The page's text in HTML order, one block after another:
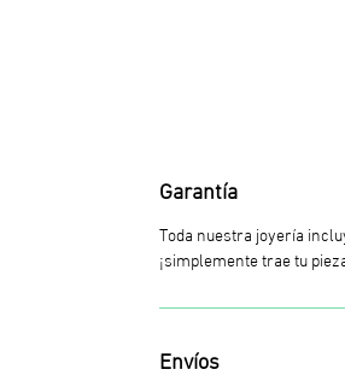
Garantía
Toda nuestra joyería
¡simplemente trae tu
Envíos